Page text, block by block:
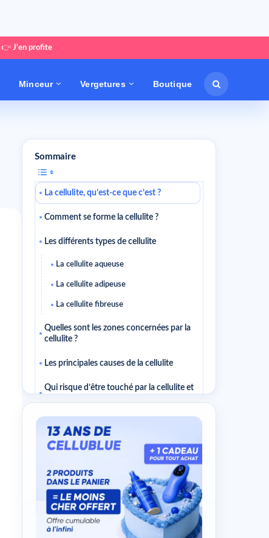
👉 J'en profite
Minceur Vergetures Boutique
Sommaire
La cellulite, qu’est-ce que c’est ?
Comment se forme la cellulite ?
Les différents types de cellulite
La cellulite aqueuse
La cellulite adipeuse
La cellulite fibreuse
Quelles sont les zones concernées par la
cellulite ?
Les principales causes de la cellulite
Qui risque d’être touché par la cellulite et
vous pouvez suivre quelques conseils
de base :
Les différents stades de la cellulite
Classification de Nurnberger-Muller
Classification de Doris Hexsel
L’évolution classique clinique